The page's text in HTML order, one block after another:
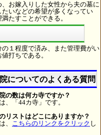
お嫁入りした女性から夫の墓に
いなどの希望が多くなってい
たすことができる。
１程度で済み、また管理費がい
打ちである。
についてのよくある質問
の数は何カ寺ですか？
、「44カ寺」です。
リストはどこにありますか？
、 こちらのリンクをクリック し